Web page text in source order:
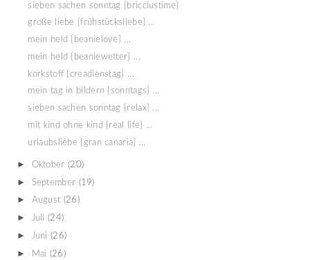
sieben sachen sonntag {bricciustime}
große liebe {frühstücksliebe} ..
mein held {beanielove} ...
mein held {beaniewetter} ...
korkstoff {creadienstag} ...
mein tag in bildern {sonntags} ...
sieben sachen sonntag {relax} ...
mit kind ohne kind {real life} ...
urlaubsliebe {gran canaria} ...
► Oktober (20)
► September (19)
► August (26)
► Juli (24)
► Juni (26)
► Mai (26)